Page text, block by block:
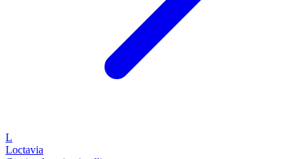
L
Loctavia